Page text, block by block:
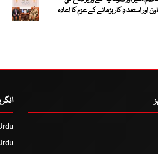
اور استعدادِ کار بڑھانے کے عزم کا اعادہ